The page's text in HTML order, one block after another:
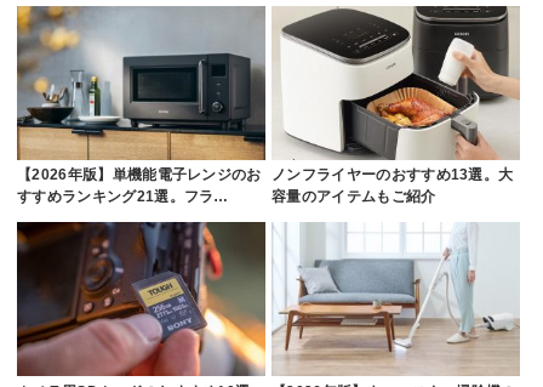
【2026年版】単機能電子レンジのお
すすめランキング21選。フラ…
ノンフライヤーのおすすめ13選。大
容量のアイテムもご紹介